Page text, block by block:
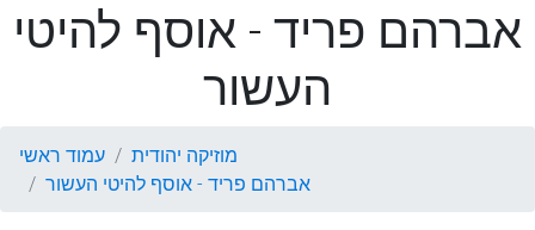
אברהם פריד - אוסף להיטי
העשור
עמוד ראשי
מוזיקה יהודית
אברהם פריד - אוסף להיטי העשור